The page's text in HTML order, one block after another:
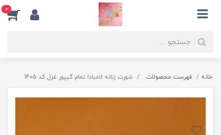
0
خانه فهرست محصولات شورت زنانه لامبادا تمام گیپور غزل کد 1405